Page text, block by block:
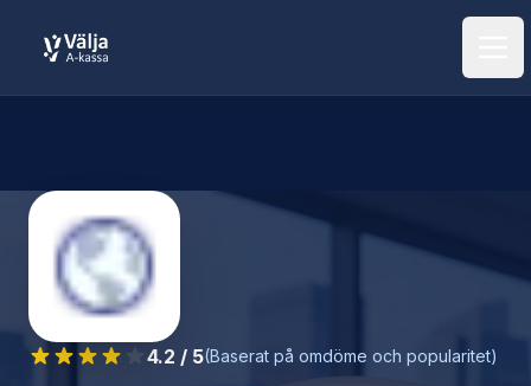
4.2 / 5(Baserat på omdöme och popularitet)